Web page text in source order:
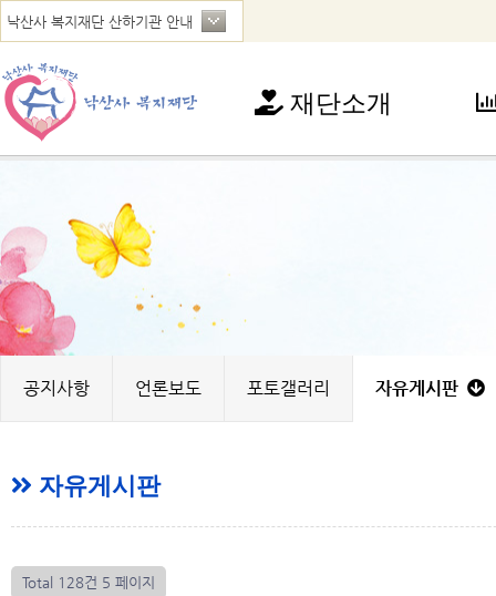
재단소개
지
공지사항 언론보도 포토갤러리 자유게시판
자유게시판
Total 128건 5 페이지